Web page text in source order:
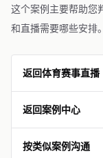
这个案例主要帮助您
和直播需要哪些安排。
返回体育赛事直播
返回案例中心
按类似案例沟通